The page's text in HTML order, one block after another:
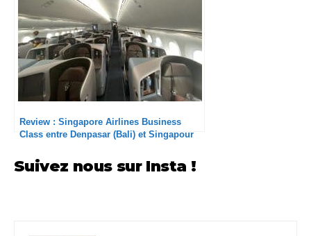
Review : Singapore Airlines Business
Class entre Denpasar (Bali) et Singapour
Suivez nous sur Insta !